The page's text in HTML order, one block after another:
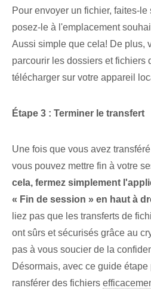
Pour envoyer un fichier⁤, faites-
posez-le à l'emplacement
Aussi simple que cela! De plus,
parcourir les dossiers et fichiers
télécharger sur votre appareil
Étape 3 : Terminer le transfert
Une fois que vous avez
vous pouvez mettre fin à votre
cela, fermez simplement
« Fin de session » en haut à
liez pas que les transferts de
ont sûrs et sécurisés grâce au
pas à vous soucier de la
Désormais, avec ce guide
ransférer des fichiers